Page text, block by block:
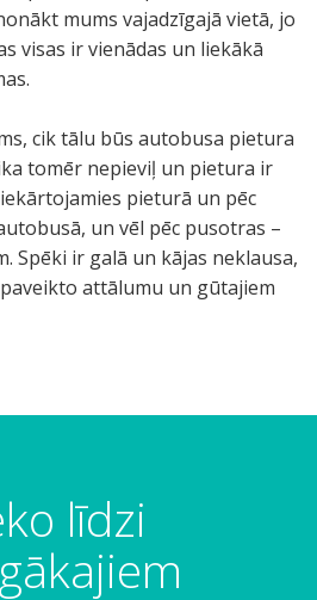
mums vajadzīgajā vietā, jo
visas ir vienādas un liekākā
cik tālu būs autobusa pietura
tomēr nepieviļ un pietura ir
pieturā un pēc
un vēl pēc pusotras –
Spēki ir galā un kājas neklausa,
attālumu un gūtajiem
līdzi